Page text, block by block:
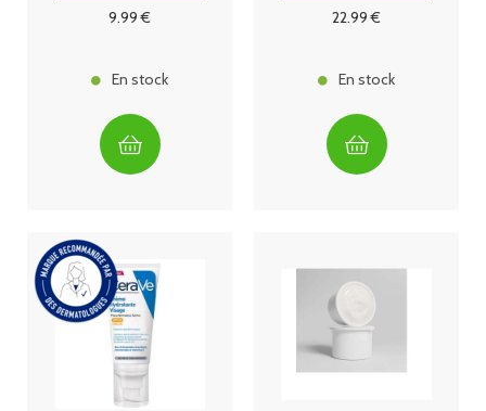
9.99 €
En stock
22.99 €
En stock